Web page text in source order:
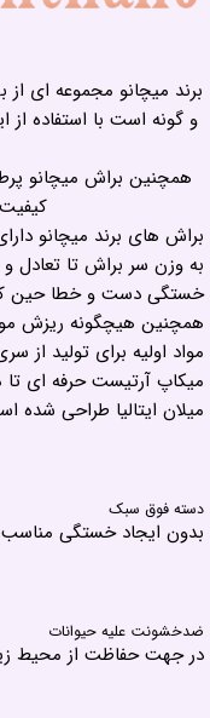
برند میچانو مجموعه ای
و گونه است با استفاده
همچنین براش میچانو
کیفیت
براش های برند میچانو
به وزن سر براش تا تعادل
خستگی دست و خطا حین
همچنین هیچگونه ریزش
مواد اولیه برای تولید
میکاپ آرتیست حرفه ای
میلان ایتالیا طراحی شده
دسته فوق سبک
بدون ایجاد خستگی
ضدخشونت علیه حیوانات
در جهت حفاظت از محیط